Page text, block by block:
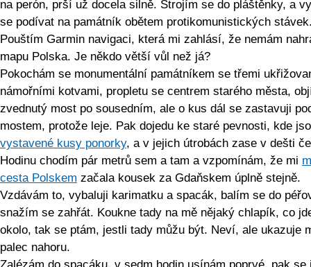
na perón, prší už docela silně. Strojím se do pláštěnky, a
se podívat na památník obětem protikomunistických
Pouštím Garmin navigaci, která mi zahlásí, že nemám
mapu Polska. Je někdo větší vůl než já?
Pokochám se monumentální památníkem se třemi
námořními kotvami, propletu se centrem starého města,
zvednutý most po sousedním, ale o kus dál se zastavuji
mostem, protože leje. Pak dojedu ke staré pevnosti, kde
vystavené kusy ponorky, a v jejich útrobách zase v dešti
Hodinu chodím pár metrů sem a tam a vzpomínám, že mi
cesta Polskem začala kousek za Gdaňskem úplně stejně.
Vzdávám to, vybaluji karimatku a spacák, balím se do
snažím se zahřát. Koukne tady na mě nějaký chlapík, co
okolo, tak se ptám, jestli tady můžu být. Neví, ale ukazuje
palec nahoru.